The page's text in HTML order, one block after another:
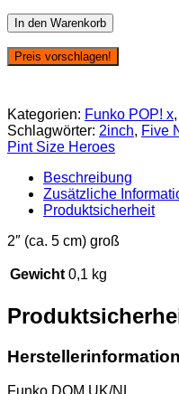
Funko
Pint
Size
Heroes:
at
Freddy's
FNAF
Location
Funtime
Foxy
Menge
In den Warenkorb
Preis vorschlagen!
Kategorien: Funko POP! x,
Schlagwörter: 2inch, Five
Pint Size Heroes
Beschreibung
Zusätzliche
Produktsicherheit
2″ (ca. 5 cm) groß
Gewicht 0,1 kg